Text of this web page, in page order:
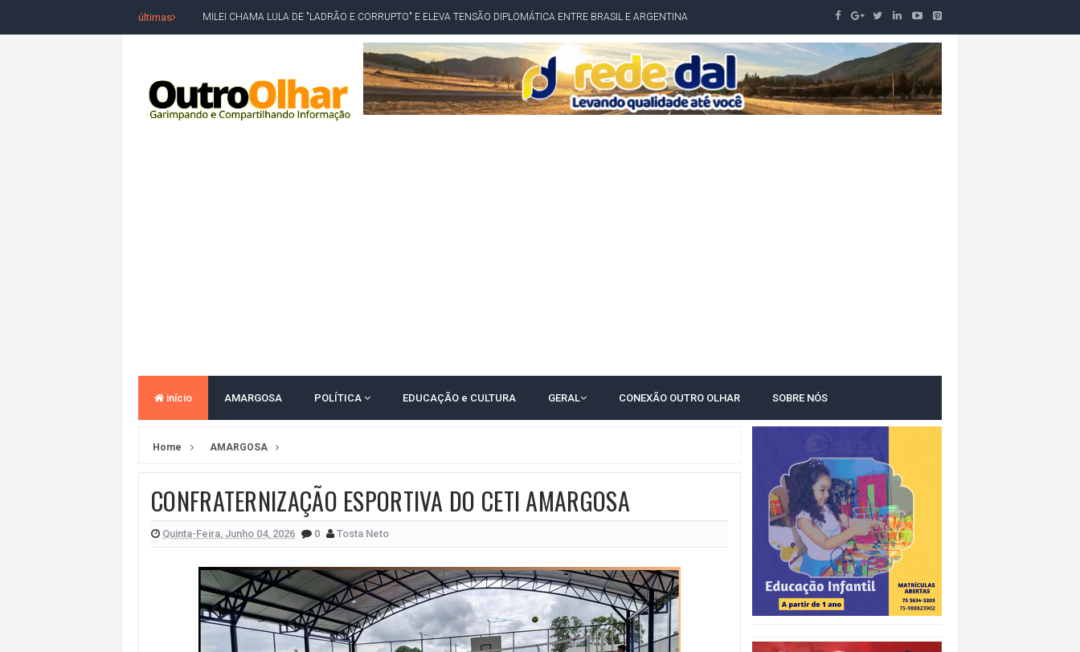
últimas ACM NETO LIDERA EM TODOS OS CENÁRIOS DA NOVA PESQUISA PARANÁ PARA O GOVERNO DA BAHIA
LEVARAM CELULARES: Prefeito e presidente de Câmara são furtados em convenção do PT na Bahia
CONVENÇÃO DO PT MARCA INÍCIO DA CAMPANHA DE JERÔNIMO COM DISCURSO MODERADO DE LULA
REDES SOCIAIS REFLETEM DISPUTA PELO GOVERNO DA BAHIA COM VANTAGEM PARA ACM NETO EM ENQUETES
ELEIÇÕES NA BAHIA: PSOL E REDE OFICIALIZAM CHAPA PURA COM RONALDO MANSUR E MEIRE REIS
BAHIA TEM PIOR DESEMPENHO DO NORDESTE NO ENSINO MÉDIO E LANTERNA NACIONAL NO ENSINO FUNDAMENTAL
MILEI CHAMA LULA DE "LADRÃO E CORRUPTO" E ELEVA TENSÃO DIPLOMÁTICA ENTRE BRASIL E ARGENTINA
início AMARGOSA POLÍTICA EDUCAÇÃO e CULTURA GERAL CONEXÃO OUTRO OLHAR SOBRE NÓS
Home AMARGOSA
CONFRATERNIZAÇÃO ESPORTIVA DO CETI AMARGOSA
Quinta-Feira, Junho 04, 2026 0 Tosta Neto